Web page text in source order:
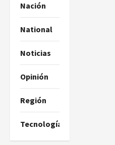
Nación
National
Noticias
Opinión
Región
Tecnología